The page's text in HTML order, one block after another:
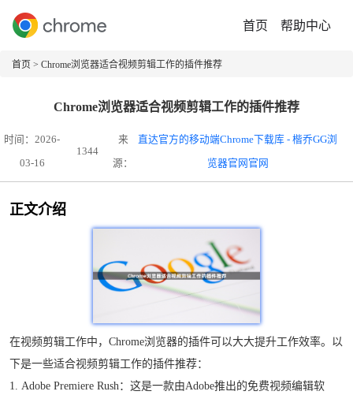
首页 帮助中心
首页 > Chrome浏览器适合视频剪辑工作的插件推荐
Chrome浏览器适合视频剪辑工作的插件推荐
时间：2026-
03-16
1344
来
源：
直达官方的移动端Chrome下载库 - 楷乔GG浏
览器官网官网
正文介绍
在视频剪辑工作中，Chrome浏览器的插件可以大大提升工作效率。以
下是一些适合视频剪辑工作的插件推荐：
1. Adobe Premiere Rush：这是一款由Adobe推出的免费视频编辑软